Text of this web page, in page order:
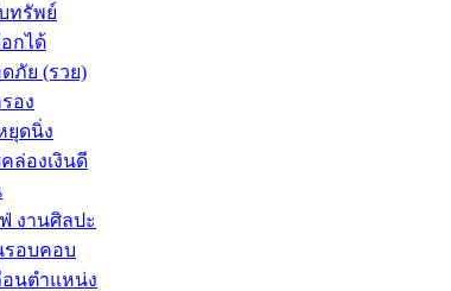
ทรัพย์
อกได้
ภัย (รวย)
อง
ยุดนิ่ง
ล่องเงินดี
งานศิลปะ
รอบคอบ
อนตำแหน่ง